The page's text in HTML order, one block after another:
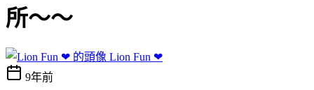
所～～
Lion Fun ❤
9年前